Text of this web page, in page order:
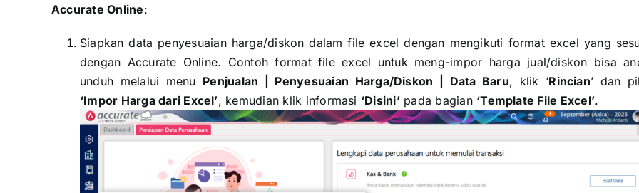
Accurate Online:
Siapkan data penyesuaian harga/diskon dalam file excel dengan mengikuti format excel yang
dengan Accurate Online. Contoh format file excel untuk meng-impor harga jual/diskon bisa
unduh melalui menu Penjualan | Penyesuaian Harga/Diskon | Data Baru, klik ‘Rincian’ dan
‘Impor Harga dari Excel’, kemudian klik informasi ‘Disini’pada bagian ‘Template File Excel’.